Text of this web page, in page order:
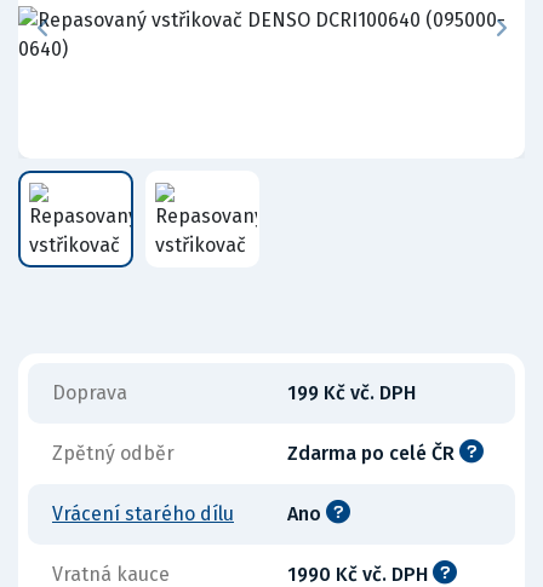
Doprava 199 Kč vč. DPH
Zpětný odběr Zdarma po celé ČR
Vrácení starého dílu Ano
Vratná kauce 1990 Kč vč. DPH